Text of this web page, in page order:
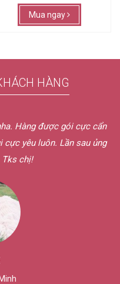
Mua ngay
HÀNG
Hàng được gói cực cẩn
yêu luôn. Lần sau ủng
chị!